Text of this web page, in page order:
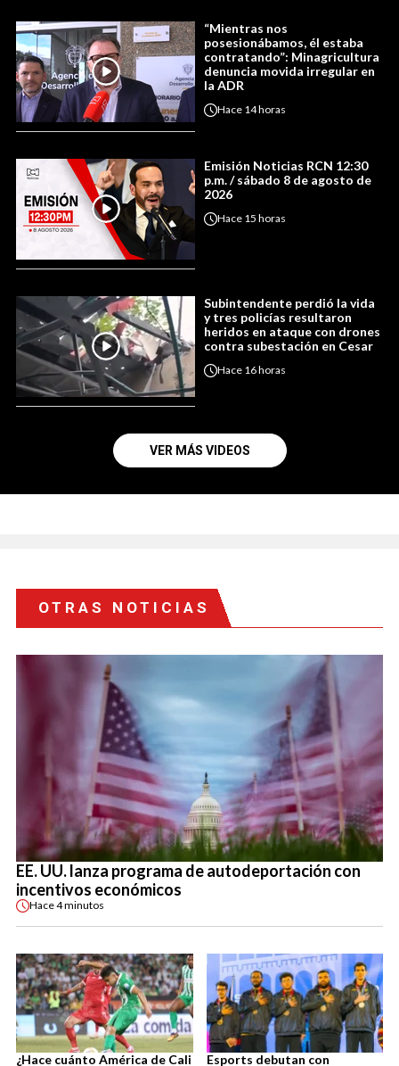
“Mientras nos
posesionábamos, él estaba
contratando”: Minagricultura
denuncia movida irregular en
la ADR
Hace 14 horas
Emisión Noticias RCN 12:30
p.m. / sábado 8 de agosto de
2026
Hace 15 horas
Subintendente perdió la vida
y tres policías resultaron
heridos en ataque con drones
contra subestación en Cesar
Hace 16 horas
VER MÁS VIDEOS
OTRAS NOTICIAS
EE. UU. lanza programa de autodeportación con
incentivos económicos
Hace4 minutos
¿Hace cuánto América de Cali
Esports debutan con